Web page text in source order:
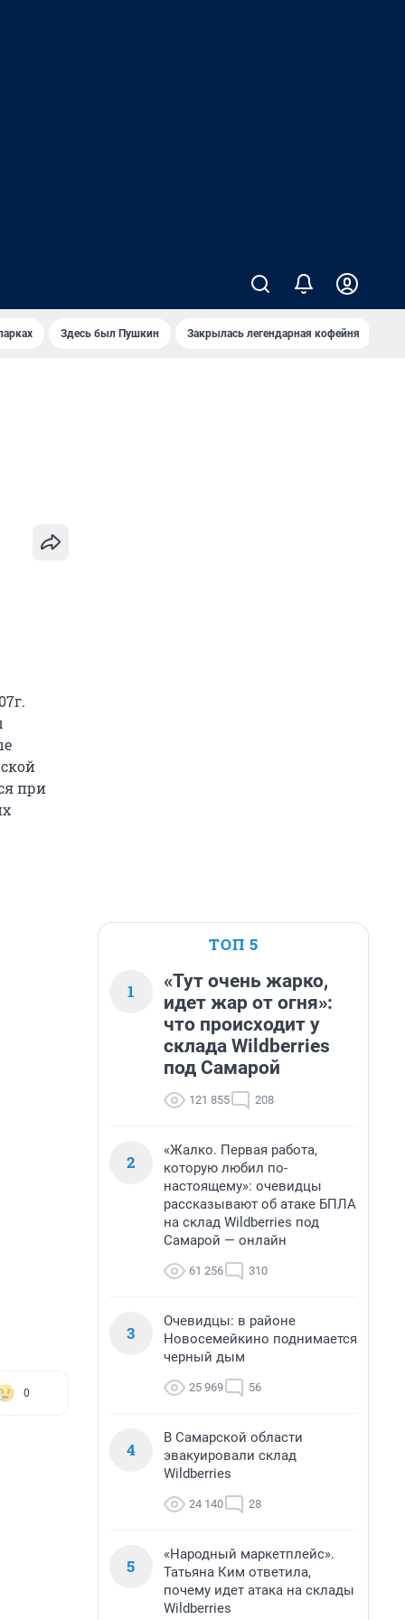
Здесь был Пушкин Закрылась легендарная кофейня
при
0
ТОП 5
1
«Тут очень жарко,
идет жар от огня»:
что происходит у
склада Wildberries
под Самарой
121 855 208
2
«Жалко. Первая работа,
которую любил по-
настоящему»: очевидцы
рассказывают об атаке БПЛА
на склад Wildberries под
Самарой — онлайн
61 256 310
3
Очевидцы: в районе
Новосемейкино поднимается
черный дым
25 969 56
4
В Самарской области
эвакуировали склад
Wildberries
24 140 28
5
«Народный маркетплейс».
Татьяна Ким ответила,
почему идет атака на склады
Wildberries